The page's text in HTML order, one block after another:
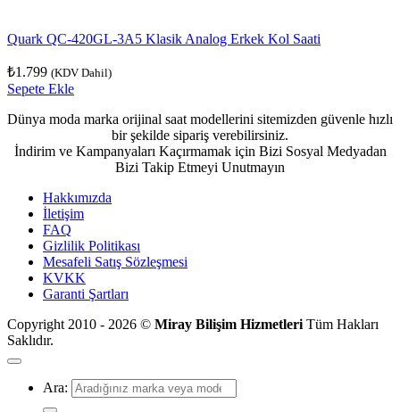
Quark QC-420GL-3A5 Klasik Analog Erkek Kol Saati
₺1.799 (KDV Dahil)
Sepete Ekle
Dünya moda marka orijinal saat modellerini sitemizden güvenle hızlı
bir şekilde sipariş verebilirsiniz.
İndirim ve Kampanyaları Kaçırmamak için Bizi Sosyal Medyadan
Bizi Takip Etmeyi Unutmayın
Hakkımızda
İletişim
FAQ
Gizlilik Politikası
Mesafeli Satış Sözleşmesi
KVKK
Garanti Şartları
Copyright 2010 - 2026 © Miray Bilişim Hizmetleri Tüm Hakları
Saklıdır.
Ara: